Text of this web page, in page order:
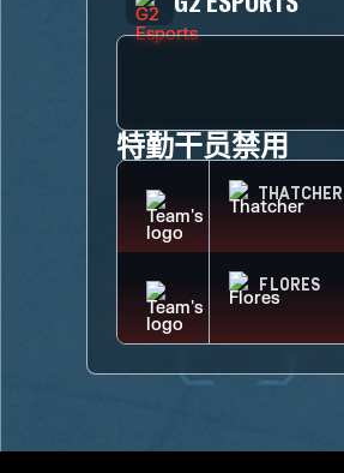
特勤干员禁用
THATCHER
FLORES